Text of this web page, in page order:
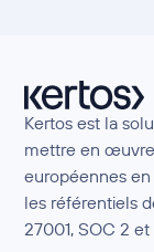
Kertos est la
mettre en
européennes
les référentiels
27001, SOC 2 et